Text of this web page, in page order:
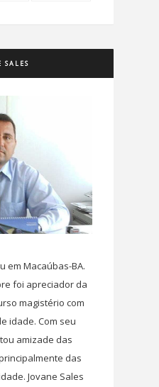
SALES
em Macaúbas-BA.
foi apreciador da
magistério com
idade. Com seu
amizade das
das
Jovane Sales